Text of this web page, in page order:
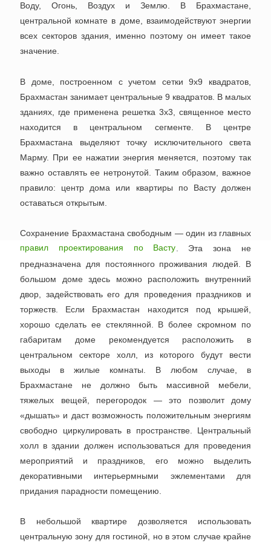
Воду, Огонь, Воздух и Землю. В Брахмастане,
центральной комнате в доме, взаимодействуют энергии
всех секторов здания, именно поэтому он имеет такое
значение.
В доме, построенном с учетом сетки 9х9 квадратов,
Брахмастан занимает центральные 9 квадратов. В малых
зданиях, где применена решетка 3х3, священное место
находится в центральном сегменте. В центре
Брахмастана выделяют точку исключительного света
Марму. При ее нажатии энергия меняется, поэтому так
важно оставлять ее нетронутой. Таким образом, важное
правило: центр дома или квартиры по Васту должен
оставаться открытым.
Сохранение Брахмастана свободным — один из главных
правил проектирования по Васту . Эта зона не
предназначена для постоянного проживания людей. В
большом доме здесь можно расположить внутренний
двор, задействовать его для проведения праздников и
торжеств. Если Брахмастан находится под крышей,
хорошо сделать ее стеклянной. В более скромном по
габаритам доме рекомендуется расположить в
центральном секторе холл, из которого будут вести
выходы в жилые комнаты. В любом случае, в
Брахмастане не должно быть массивной мебели,
тяжелых вещей, перегородок — это позволит дому
«дышать» и даст возможность положительным энергиям
свободно циркулировать в пространстве. Центральный
холл в здании должен использоваться для проведения
мероприятий и праздников, его можно выделить
декоративными интерьермными эжлементами для
придания парадности помещению.
В небольшой квартире дозволяется использовать
центральную зону для гостиной, но в этом случае крайне